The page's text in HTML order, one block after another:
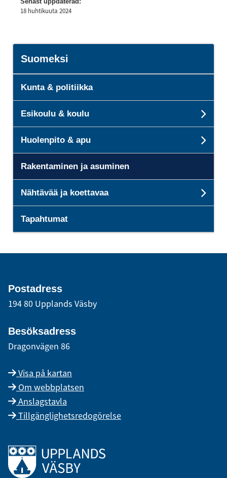
18 huhtikuuta 2024
Suomeksi
Kunta & politiikka
Esikoulu & koulu
Huolenpito & apu
Rakentaminen ja asuminen
Nähtävää ja koettavaa
Tapahtumat
Postadress
194 80 Upplands Väsby
Besöksadress
Dragonvägen 86
Visa på kartan
Om webbplatsen
Anslagstavla
Tillgänglighetsredogörelse